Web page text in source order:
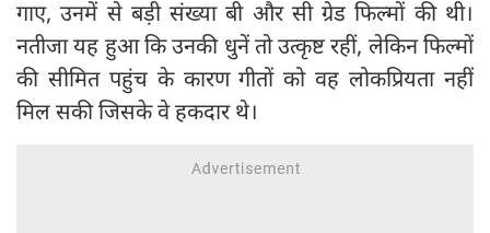
गाए, उनमें से बड़ी संख्या बी और सी ग्रेड फिल्मों की थी।
नतीजा यह हुआ कि उनकी धुनें तो उत्कृष्ट रहीं, लेकिन फिल्मों
की सीमित पहुंच के कारण गीतों को वह लोकप्रियता नहीं
मिल सकी जिसके वे हकदार थे।